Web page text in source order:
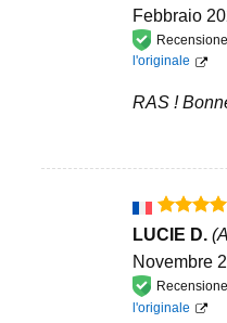
Febbraio
l'originale
RAS !
Valutato
LUCIE D.
Novembre
l'originale